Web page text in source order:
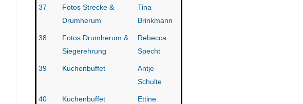
37
Fotos Strecke &
Drumherum
Tina
Brinkmann
38
Fotos Drumherum &
Siegerehrung
Rebecca
Specht
39 Kuchenbuffet
Antje
Schulte
40 Kuchenbuffet
Ettine